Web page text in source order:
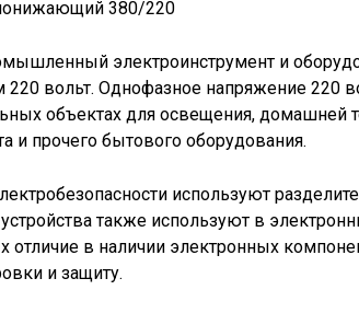
электроинструмент и
вольт. Однофазное напряжение 220
объектах для освещения, домашней
и прочего бытового оборудования.
используют
также используют в
отличие в наличии электронных
и защиту.